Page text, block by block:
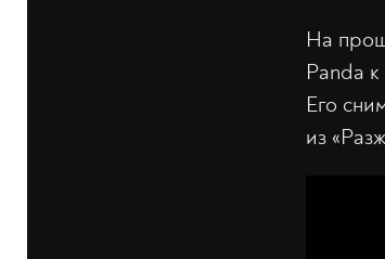
На
Panda
Его
из